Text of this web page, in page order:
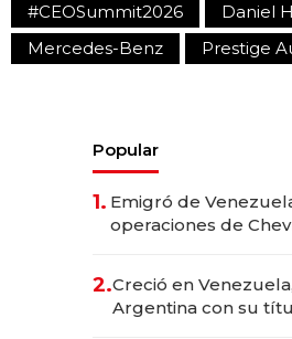
#CEOSummit2026
Daniel
Mercedes-Benz
Prestige
Popular
1. Emigró de
operaciones de
2.Creció en
Argentina con su